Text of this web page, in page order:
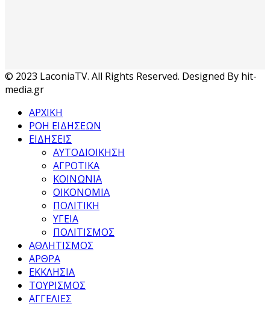
© 2023 LaconiaTV. All Rights Reserved. Designed By hit-
media.gr
ΑΡΧΙΚΗ
ΡΟΗ ΕΙΔΗΣΕΩΝ
ΕΙΔΗΣΕΙΣ
ΑΥΤΟΔΙΟΙΚΗΣΗ
ΑΓΡΟΤΙΚΑ
ΚΟΙΝΩΝΙΑ
ΟΙΚΟΝΟΜΙΑ
ΠΟΛΙΤΙΚΗ
ΥΓΕΙΑ
ΠΟΛΙΤΙΣΜΟΣ
ΑΘΛΗΤΙΣΜΟΣ
ΑΡΘΡΑ
ΕΚΚΛΗΣΙΑ
ΤΟΥΡΙΣΜΟΣ
ΑΓΓΕΛΙΕΣ